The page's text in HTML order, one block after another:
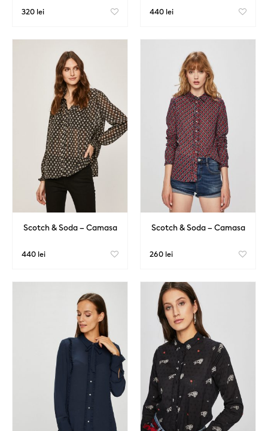
320 lei 440 lei
Scotch & Soda – Camasa
440 lei
Scotch & Soda – Camasa
260 lei